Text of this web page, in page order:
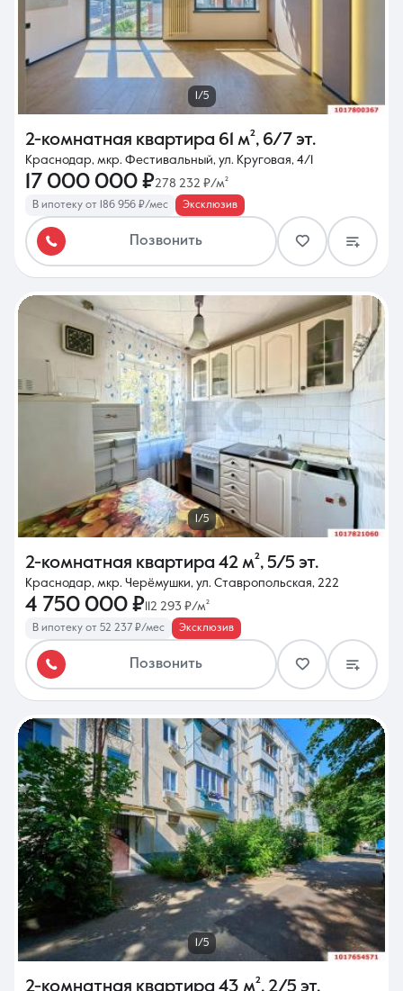
1/5
2-комнатная квартира 61 м², 6/7 эт.
Краснодар, мкр. Фестивальный, ул. Круговая, 4/1
17 000 000 ₽278 232 ₽/м²
В ипотеку от 186 956 ₽/мес Эксклюзив
Позвонить
1/5
2-комнатная квартира 42 м², 5/5 эт.
Краснодар, мкр. Черёмушки, ул. Ставропольская, 222
4 750 000 ₽ 112 293 ₽/м²
В ипотеку от 52 237 ₽/мес Эксклюзив
Позвонить
1/5
2-комнатная квартира 43 м², 2/5 эт.